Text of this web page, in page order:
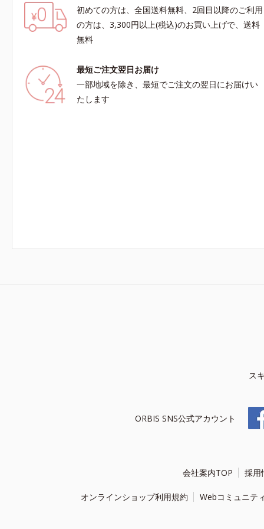
初めての方は、全国送料無料、2回目以降のご利用
の方は、3,300円以上(税込)のお買い上げで、送料
無料
最短ご注文翌日お届け
一部地域を除き、最短でご注文の翌日にお届けい
たします
ス
ORBIS SNS公式アカウント
会社案内TOP 採用
オンラインショップ利用規約 Webコミュニテ